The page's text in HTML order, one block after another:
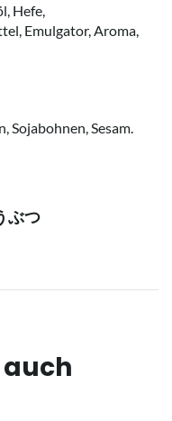
Hefe,
Emulgator, Aroma,
Sojabohnen, Sesam.
ぶつ